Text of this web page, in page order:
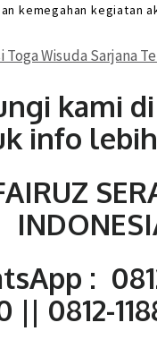
kemegahan kegiatan
kami
info
:
|| 0812-